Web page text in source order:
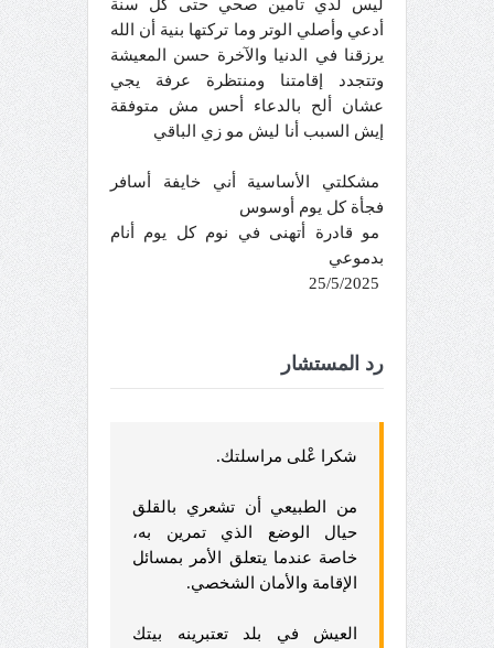
ليس لدي تأمين صحي حتى كل سنة
أدعي وأصلي الوتر وما تركتها بنية أن الله
يرزقنا في الدنيا والآخرة حسن المعيشة
وتتجدد إقامتنا ومنتظرة عرفة يجي
عشان ألح بالدعاء أحس مش متوفقة
إيش السبب أنا ليش مو زي الباقي
مشكلتي الأساسية أني خايفة أسافر
فجأة كل يوم أوسوس
مو قادرة أتهنى في نوم كل يوم أنام
بدموعي
رد المستشار
شكرا عْلى مراسلتك.
من الطبيعي أن تشعري بالقلق
حيال الوضع الذي تمرين به،
خاصة عندما يتعلق الأمر بمسائل
الإقامة والأمان الشخصي.
العيش في بلد تعتبرينه بيتك